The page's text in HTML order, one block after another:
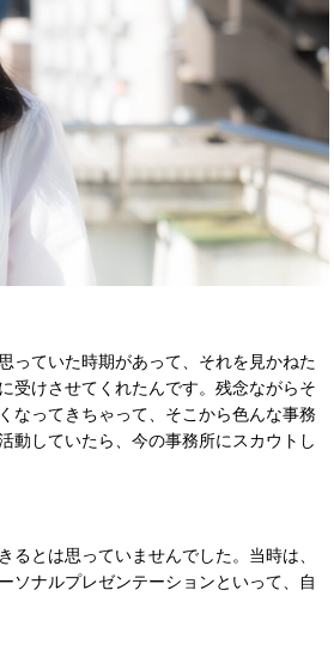
っていた時期があって、それを見かねた
受けさせてくれたんです。残念ながらそ
なってきちゃって、そこから色んな事務
動していたら、今の事務所にスカウトし
とは思っていませんでした。当時は、
ソナルプレゼンテーションといって、自